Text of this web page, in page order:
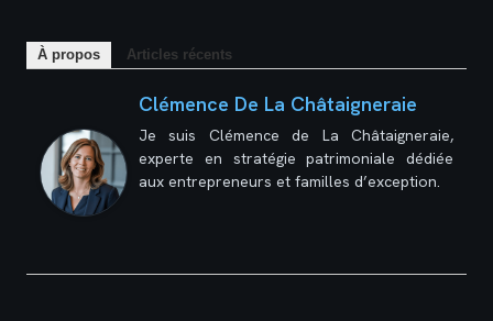
À propos Articles récents
Clémence De La Châtaigneraie
Je suis Clémence de La Châtaigneraie,
experte en stratégie patrimoniale dédiée
aux entrepreneurs et familles d’exception.